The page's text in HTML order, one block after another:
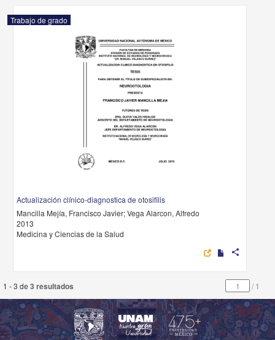
Trabajo de grado
Actualización clínico-diagnostica de otosifilis
Mancilla Mejía, Francisco Javier; Vega Alarcon, Alfredo
2013
Medicina y Ciencias de la Salud
share
1 - 3 de 3 resultados /1